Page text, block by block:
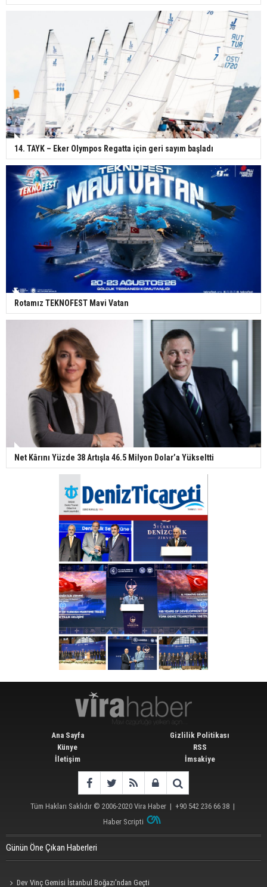
14. TAYK – Eker Olympos Regatta için geri sayım başladı
Rotamız TEKNOFEST Mavi Vatan
Net Kârını Yüzde 38 Artışla 46.5 Milyon Dolar’a Yükseltti
Ana Sayfa
Künye
İletişim
Gizlilik Politikası
RSS
İmsakiye
Tüm Hakları Saklıdır © 2006-2020 Vira Haber | +90 542 236 66 38 |
Haber Scripti
Günün Öne Çıkan Haberleri
Dev Vinç Gemisi İstanbul Boğazı'ndan Geçti